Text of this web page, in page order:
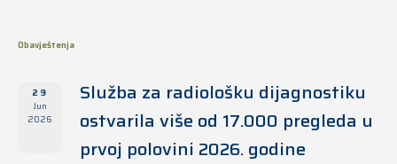
Obavještenja
29
Jun
2026
Služba za radiološku dijagnostiku
ostvarila više od 17.000 pregleda u
prvoj polovini 2026. godine